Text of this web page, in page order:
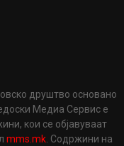
друштво основано
Медиа Сервис е
кои се објавуваат
mms.mk . Содржини на